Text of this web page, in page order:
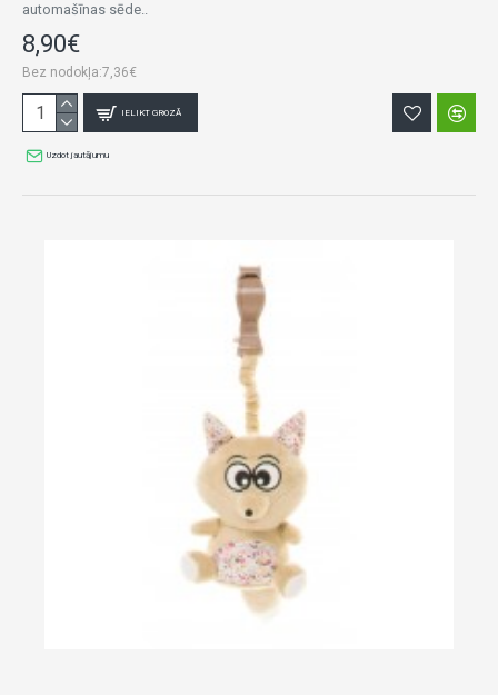
automašīnas sēde..
8,90€
Bez nodokļa:7,36€
IELIKT GROZĀ
Uzdot jautājumu